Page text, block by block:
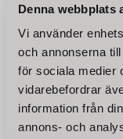
Denna webbplats
Vi använder
och annonserna
för sociala medier
vidarebefordrar
information från
annons- och
häcksax HMB-
perfekta
51 700
KÖP